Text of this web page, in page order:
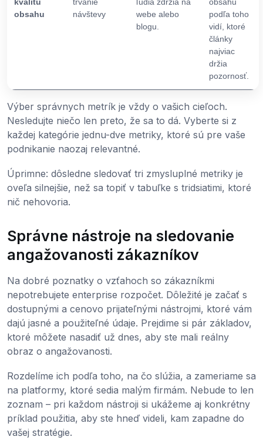
obsahu
návštevy
webe alebo
blogu.
podľa toho
vidí, ktoré
články
najviac
držia
pozornosť.
Výber správnych metrík je vždy o vašich cieľoch.
Nesledujte niečo len preto, že sa to dá. Vyberte si z
každej kategórie jednu-dve metriky, ktoré sú pre vaše
podnikanie naozaj relevantné.
Úprimne: dôsledne sledovať tri zmysluplné metriky je
oveľa silnejšie, než sa topiť v tabuľke s tridsiatimi, ktoré
nič nehovoria.
Správne nástroje na sledovanie
angažovanosti zákazníkov
Na dobré poznatky o vzťahoch so zákazníkmi
nepotrebujete enterprise rozpočet. Dôležité je začať s
dostupnými a cenovo prijateľnými nástrojmi, ktoré vám
dajú jasné a použiteľné údaje. Prejdime si pár základov,
ktoré môžete nasadiť už dnes, aby ste mali reálny
obraz o angažovanosti.
Rozdelíme ich podľa toho, na čo slúžia, a zameriame sa
na platformy, ktoré sedia malým firmám. Nebude to len
zoznam – pri každom nástroji si ukážeme aj konkrétny
príklad použitia, aby ste hneď videli, kam zapadne do
vašej stratégie.